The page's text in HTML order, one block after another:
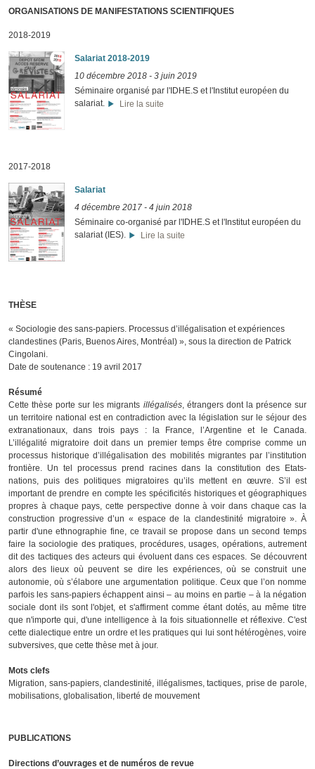
ORGANISATIONS DE MANIFESTATIONS SCIENTIFIQUES
2018-2019
Salariat 2018-2019
10 décembre 2018 - 3 juin 2019
Séminaire organisé par l'IDHE.S et l'Institut européen du
salariat.
Lire la suite
2017-2018
Salariat
4 décembre 2017 - 4 juin 2018
Séminaire co-organisé par l'IDHE.S et l'Institut européen du
salariat (IES).
Lire la suite
THÈSE
« Sociologie des sans-papiers. Processus d’illégalisation et expériences
clandestines (Paris, Buenos Aires, Montréal) », sous la direction de Patrick
Cingolani.
Date de soutenance : 19 avril 2017
Résumé
Cette thèse porte sur les migrants illégalisés, étrangers dont la présence sur
un territoire national est en contradiction avec la législation sur le séjour des
extranationaux, dans trois pays : la France, l’Argentine et le Canada.
L’illégalité migratoire doit dans un premier temps être comprise comme un
processus historique d’illégalisation des mobilités migrantes par l’institution
frontière. Un tel processus prend racines dans la constitution des Etats-
nations, puis des politiques migratoires qu’ils mettent en œuvre. S’il est
important de prendre en compte les spécificités historiques et géographiques
propres à chaque pays, cette perspective donne à voir dans chaque cas la
construction progressive d’un « espace de la clandestinité migratoire ». À
partir d'une ethnographie fine, ce travail se propose dans un second temps
faire la sociologie des pratiques, procédures, usages, opérations, autrement
dit des tactiques des acteurs qui évoluent dans ces espaces. Se découvrent
alors des lieux où peuvent se dire les expériences, où se construit une
autonomie, où s’élabore une argumentation politique. Ceux que l’on nomme
parfois les sans-papiers échappent ainsi – au moins en partie – à la négation
sociale dont ils sont l'objet, et s'affirment comme étant dotés, au même titre
que n'importe qui, d'une intelligence à la fois situationnelle et réflexive. C'est
cette dialectique entre un ordre et les pratiques qui lui sont hétérogènes, voire
subversives, que cette thèse met à jour.
Mots clefs
Migration, sans-papiers, clandestinité, illégalismes, tactiques, prise de parole,
mobilisations, globalisation, liberté de mouvement
PUBLICATIONS
Directions d’ouvrages et de numéros de revue